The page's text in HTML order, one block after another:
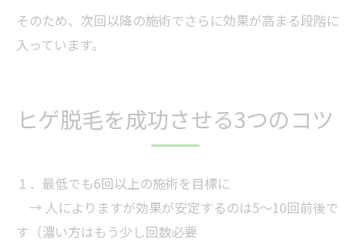
そのため、次回以降の施術でさらに効果が高まる段階に
入っています。
ヒゲ脱毛を成功させる3つのコツ
１．最低でも6回以上の施術を目標に
→ 人によりますが効果が安定するのは5〜10回前後で
す（濃い方はもう少し回数必要